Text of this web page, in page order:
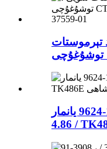
تېرموستات
تېرموستات 11-9624 يانمار TK 4.82 /
4.86 /